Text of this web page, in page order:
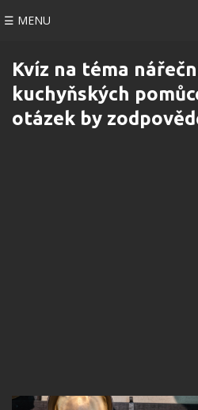
☰ MENU
Kvíz na téma
kuchyňských
otázek by